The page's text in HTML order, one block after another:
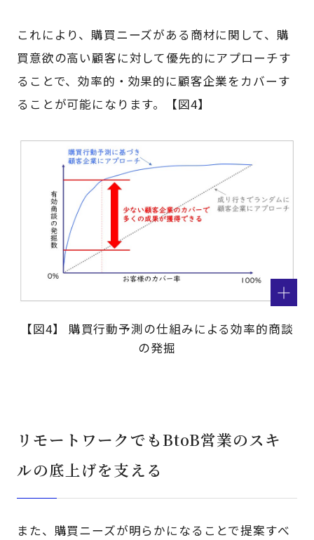
これにより、購買ニーズがある商材に関して、購
買意欲の高い顧客に対して優先的にアプローチす
ることで、効率的・効果的に顧客企業をカバーす
ることが可能になります。【図4】
【図4】 購買行動予測の仕組みによる効率的商談
の発掘
リモートワークでもBtoB営業のスキ
ルの底上げを支える
また、購買ニーズが明らかになることで提案すべ